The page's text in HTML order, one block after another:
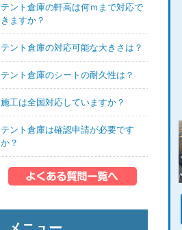
テント倉庫の軒高は何ｍまで対応で
きますか？
テント倉庫の対応可能な大きさは？
テント倉庫のシートの耐久性は？
施工は全国対応していますか？
テント倉庫は確認申請が必要です
か？